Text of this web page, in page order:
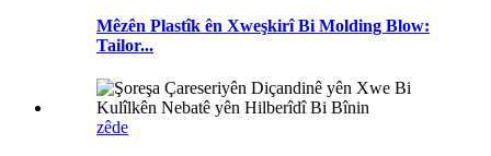
Mêzên Plastîk ên Xweşkirî Bi Molding Blow:
Tailor...
zêde